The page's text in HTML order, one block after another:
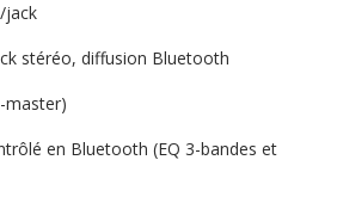
jack
stéréo, diffusion Bluetooth
master)
en Bluetooth (EQ 3-bandes et